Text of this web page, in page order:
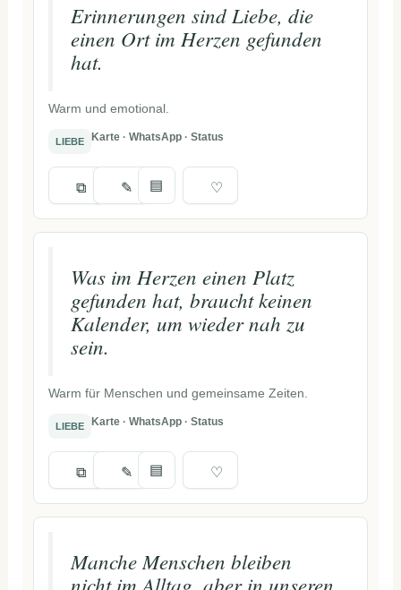
Erinnerungen sind Liebe, die
einen Ort im Herzen gefunden
hat.
Warm und emotional.
LIEBE Karte · WhatsApp · Status
⧉ ✎ ▤ ♡
Was im Herzen einen Platz
gefunden hat, braucht keinen
Kalender, um wieder nah zu
sein.
Warm für Menschen und gemeinsame Zeiten.
LIEBE Karte · WhatsApp · Status
⧉ ✎ ▤ ♡
Manche Menschen bleiben
nicht im Alltag, aber in unseren